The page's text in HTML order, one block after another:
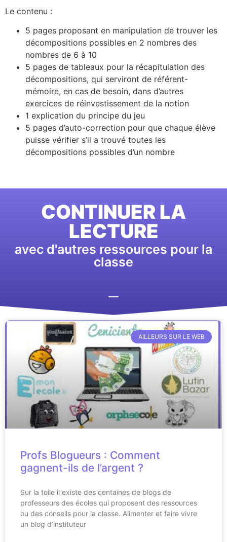
Le contenu :
5 pages proposant en manipulation de trouver les
décompositions possibles en 2 nombres des
nombres de 6 à 10
5 pages de tableaux pour la récapitulation des
décompositions, qui serviront de référent-
mémoire, en cas de besoin, dans d’autres
exercices de réinvestissement de la notion
1 explication du principe du jeu
5 pages d’auto-correction pour que chaque élève
puisse vérifier s’il a trouvé toutes les
décompositions possibles d’un nombre
CONTINUER LA
LECTURE
avec d'autres ressources pour la
classe
AILLEURS SUR LE WEB
Profs Blogueurs : Comment
gagnent-ils de l’argent ?
Sur la toile il existe des centaines de blogs de
professeurs des écoles qui proposent des ressources
ou des conseils pour la classe. Alimenter et faire vivre
un blog d’instituteur